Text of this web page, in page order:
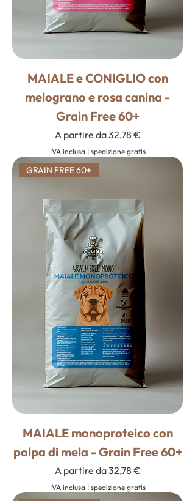
MAIALE e CONIGLIO con
melograno e rosa canina -
Grain Free 60+
A partire da32,78 €
Prezzo scontato
IVA inclusa| spedizione gratis
GRAIN FREE 60+
MAIALE monoproteico con
polpa di mela - Grain Free 60+
A partire da32,78 €
Prezzo scontato
IVA inclusa| spedizione gratis